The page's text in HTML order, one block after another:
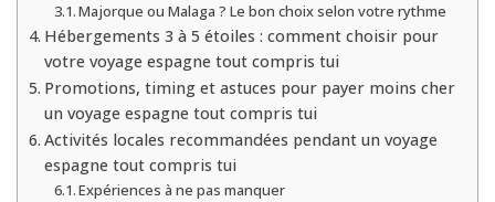
Majorque ou Malaga ? Le bon choix selon votre rythme
Hébergements 3 à 5 étoiles : comment choisir pour
votre voyage espagne tout compris tui
Promotions, timing et astuces pour payer moins cher
un voyage espagne tout compris tui
Activités locales recommandées pendant un voyage
espagne tout compris tui
Expériences à ne pas manquer